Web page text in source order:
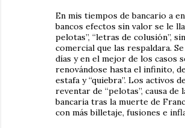
En mis tiempos de bancario a
bancos efectos sin valor se le
pelotas”, “letras de colusión”,
comercial que las respaldara.
días y en el mejor de los casos
renovándose hasta el infinito,
estafa y “quiebra”. Los activos
reventar de “pelotas”, causa de
bancaria tras la muerte de
con más billetaje, fusiones e